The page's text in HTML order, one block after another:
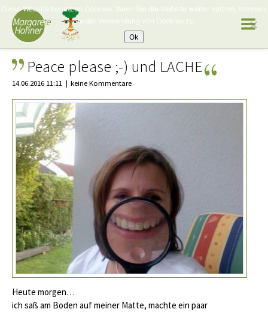
Peace please ;-) und LACHE
14.06.2016 11:11 keine Kommentare
Heute morgen…
ich saß am Boden auf meiner Matte, machte ein paar
Diese Website benutzen Cookies. Wenn Sie die Website weiter nutzen, stimmen
Sie der Verwendung von Cookies zu.
Ok